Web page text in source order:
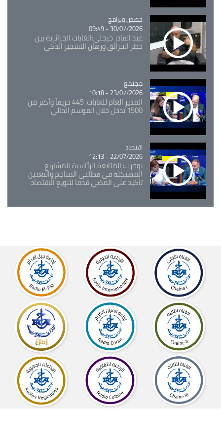
Catégorie
حصص وبرامج
30/07/2026 - 09:49
عبد القادر جيجلي:الغابات الجزائرية بين
خطر الحرائق ورهان التشجير الذكي
Catégorie
مجتمع
23/07/2026 - 10:18
المدير العام للغابات: 445 حريقاً وأكثر من
1500 تدخل خلال الموسم الحالي
Catégorie
اقتصاد
22/07/2026 - 12:13
بوحرب: المتابعة الرئاسية للمشاريع
المهيكلة في قطاعي المناجم والتعدين
تأكيد على المضي قدما لتنويع الاقتصاد